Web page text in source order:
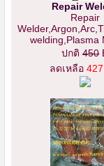
Repair
Repair
welding,Plasma
ปกติ450
ลดเหลือ